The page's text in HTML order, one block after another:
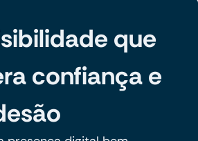
que
confiança e